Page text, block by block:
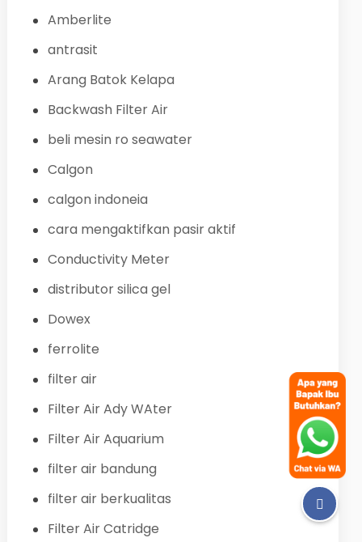
Amberlite
antrasit
Arang Batok Kelapa
Backwash Filter Air
beli mesin ro seawater
Calgon
calgon indoneia
cara mengaktifkan pasir aktif
Conductivity Meter
distributor silica gel
Dowex
ferrolite
filter air
Filter Air Ady WAter
Filter Air Aquarium
filter air bandung
filter air berkualitas
Filter Air Catridge